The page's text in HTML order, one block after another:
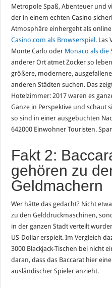
Metropole Spaß, Abenteuer und
der in einem echten Casino
Atmosphäre einhergeht als
Casino.com als Browserspiel. Las
Monte Carlo oder Monaco als die
anderer Ort atmet Zocker so
größere, modernere,
anderen Städten suchen. Das
Hotelzimmer: 2017 waren es
Ganze in Perspektive und schaut
so sind in einer ausgebuchten
642000 Einwohner Touristen.
Fakt 2:
gehören zu
Geldmachern
Wer hätte das gedacht? Nicht
zu den Gelddruckmaschinen,
in der ganzen Stadt verteilt
US-Dollar erspielt. Im Vergleich
3000 Blackjack-Tischen bei nicht
daran, dass das Baccarat hier
ausländischer Spieler anzieht.